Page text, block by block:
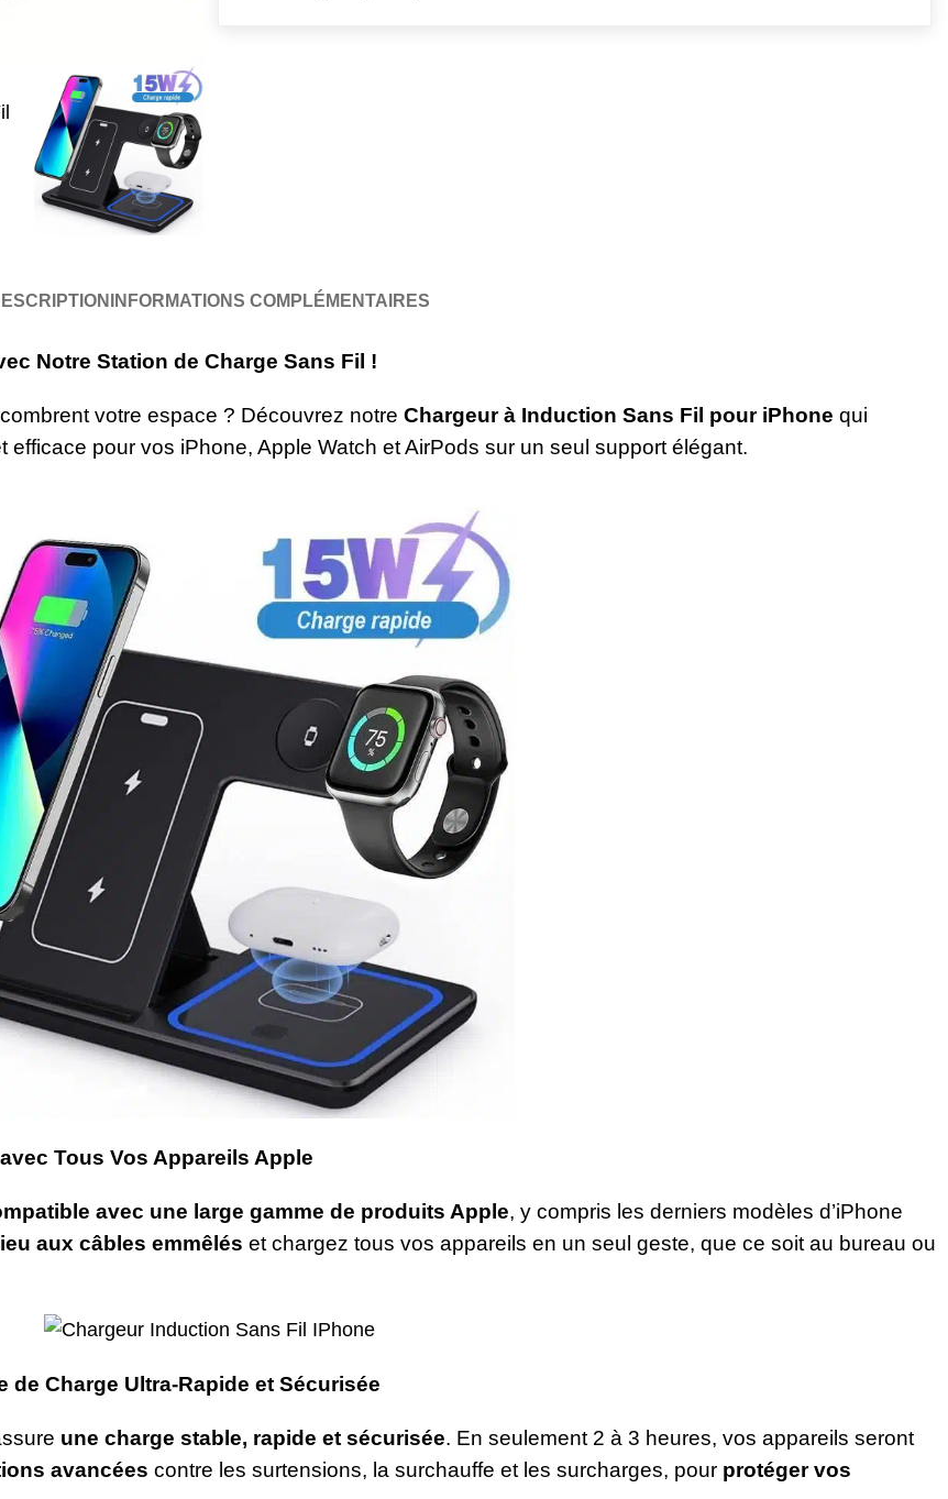
INFORMATIONS COMPLÉMENTAIRES
Notre Station de Charge Sans Fil !
votre espace ? Découvrez notre Chargeur à Induction Sans Fil pour iPhone qui
efficace pour vos iPhone, Apple Watch et AirPods sur un seul support élégant.
Tous Vos Appareils Apple
avec une large gamme de produits Apple, y compris les derniers modèles d’iPhone
aux câbles emmêlés et chargez tous vos appareils en un seul geste, que ce soit au bureau ou
Charge Ultra-Rapide et Sécurisée
une charge stable, rapide et sécurisée. En seulement 2 à 3 heures, vos appareils seront
avancées contre les surtensions, la surchauffe et les surcharges, pour protéger vos